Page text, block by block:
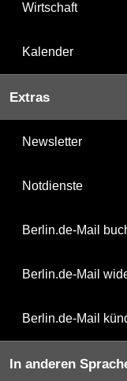
Wirtschaft
Kalender
Extras
Newsletter
Notdienste
Berlin.de-Mail
Berlin.de-Mail
Berlin.de-Mail
In anderen